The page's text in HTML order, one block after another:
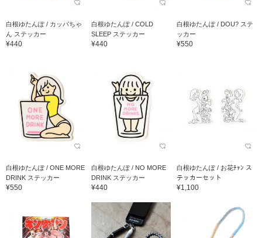
白根ゆたんぽ / カッパちゃ
ん ステッカー
¥440
白根ゆたんぽ / COLD
SLEEP ステッカー
¥440
白根ゆたんぽ / DOU? ステ
ッカー
¥550
白根ゆたんぽ / ONE MORE
DRINK ステッカー
¥550
白根ゆたんぽ / NO MORE
DRINK ステッカー
¥440
白根ゆたんぽ / お花ﾁｬﾝ ス
テッカーセット
¥1,100